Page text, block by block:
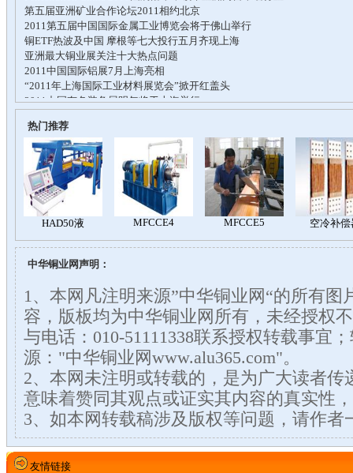
热门推荐
中华铜业网声明：
1、本网凡注明来源”中华铜业网“的所有图
容，版板均为中华铜业网所有，未经授权
与电话：010-51111338联系授权转载事宜
源："中华铜业网www.alu365.com"。
2、本网未注明或转载的，是为广大读者传
意味着赞同其观点或证实其内容的真实性
3、如本网转载稿涉及版权等问题，请作者